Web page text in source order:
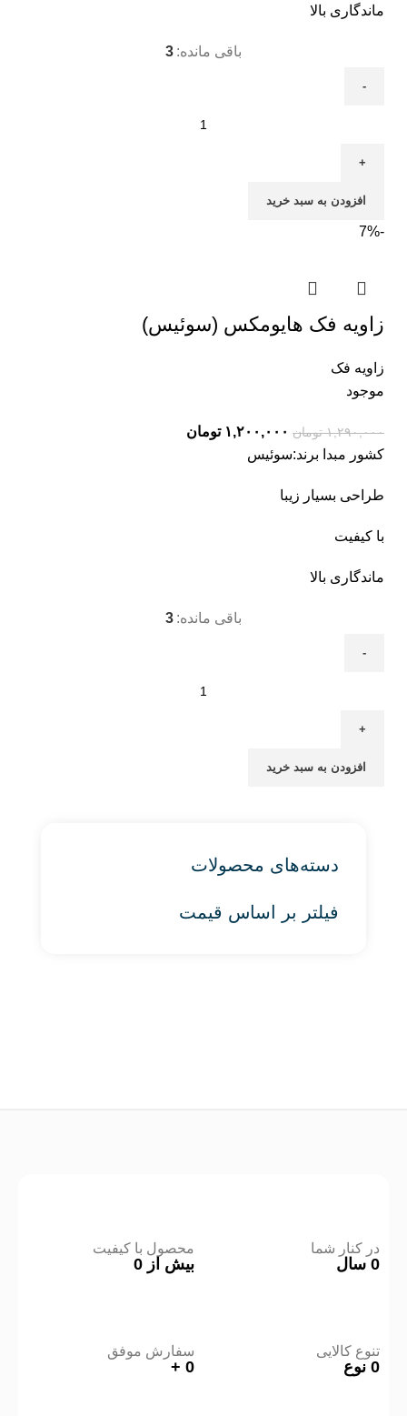
دسته‌های محصولات
فیلتر بر اساس قیمت
ماندگاری بالا
باقی مانده: 3
افزودن به سبد خرید
-7%
زاویه فک هایومکس (سوئیس)
زاویه فک
موجود
۱,۲۹۰,۰۰۰ تومان ۱,۲۰۰,۰۰۰ تومان
کشور مبدا برند:سوئیس
طراحی بسیار زیبا
با کیفیت
ماندگاری بالا
باقی مانده: 3
افزودن به سبد خرید
در کنار شما
0 سال
محصول با کیفیت
بیش از 0
تنوع کالایی
0 نوع
سفارش موفق
0
+